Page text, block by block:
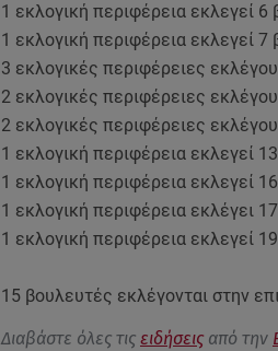
1 εκλογική περιφέρεια εκλεγεί 6
1 εκλογική περιφέρεια εκλεγεί 7
3 εκλογικές περιφέρειες
2 εκλογικές περιφέρειες
2 εκλογικές περιφέρειες
1 εκλογική περιφέρεια εκλεγεί
1 εκλογική περιφέρεια εκλεγεί
1 εκλογική περιφέρεια εκλέγει
1 εκλογική περιφέρεια εκλεγεί
15 βουλευτές εκλέγονται στην
Διαβάστε όλες τις ειδήσειςαπό την